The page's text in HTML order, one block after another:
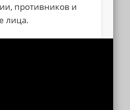
противников и
лица.